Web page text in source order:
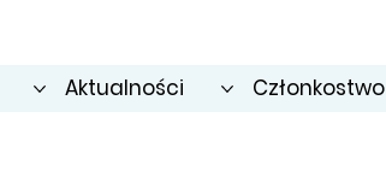
Aktualności Członkostwo